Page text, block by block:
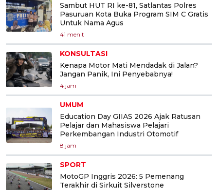
Sambut HUT RI ke-81, Satlantas Polres
Pasuruan Kota Buka Program SIM C Gratis
Untuk Nama Agus
41 menit
KONSULTASI
Kenapa Motor Mati Mendadak di Jalan?
Jangan Panik, Ini Penyebabnya!
4 jam
UMUM
Education Day GIIAS 2026 Ajak Ratusan
Pelajar dan Mahasiswa Pelajari
Perkembangan Industri Otomotif
8 jam
SPORT
MotoGP Inggris 2026: 5 Pemenang
Terakhir di Sirkuit Silverstone